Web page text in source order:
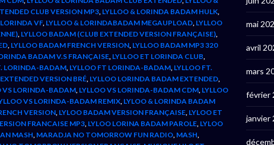
CLUB VERSION MP3, LYLLOO & LORINDA BADAM HULK,
VF, LYLLOO & LORINDABADAM MEGAUPLOAD, LYLLOO
, LYLLOO BADAM (CLUB EXTENDED VERSION FRANÇAISE),
, LYLLOO BADAM FRENCH VERSION, LYLLOO BADAM MP3 320
BADAM V.S FRANÇAISE, LYLLOO ET LORINDA CLUB,
LORINDA-BADAM, LYLLOO FT LORINDA-BADAM, LYLLOO FT.
VERSION BRÉ, LYLLOO LORINDA BADAM EXTENDED,
VS LORINDA-BADAM, LYLLOO VS LORINDA-BADAM CDM, LYLLOO
VS LORINDA-BADAM REMIX, LYLOO & LORINDA BADAM
VERSION, LYLOO BADAM VERSION FRANÇAISE, LYLOO ET
FRANCAISE MP3, LYLOO LORINA BADAM PAROLE, LYLOO
MASH, MARADJA NO TOMORROW FUN RADIO, MASH,
mai
avril
mars
février
janvier